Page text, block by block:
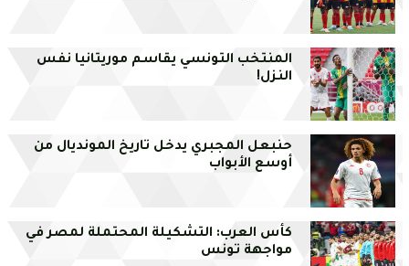
المنتخب التونسي يقاسم موريتانيا نفس
النزل!
حنبعل المجبري يدخل تاريخ المونديال من
أوسع الأبواب
كأس العرب: التشكيلة المحتملة لمصر في
مواجهة تونس